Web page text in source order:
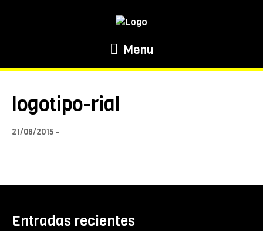
Menu
logotipo-rial
21/08/2015
Entradas recientes